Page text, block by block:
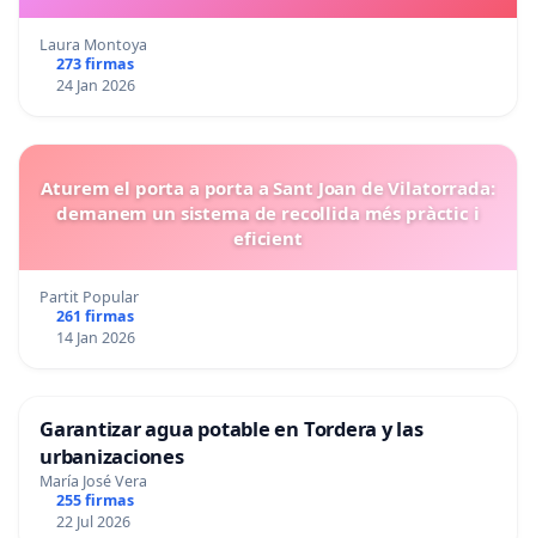
Laura Montoya
273 firmas
24 Jan 2026
Aturem el porta a porta a Sant Joan de Vilatorrada:
demanem un sistema de recollida més pràctic i
eficient
Partit Popular
261 firmas
14 Jan 2026
Garantizar agua potable en Tordera y las
urbanizaciones
María José Vera
255 firmas
22 Jul 2026